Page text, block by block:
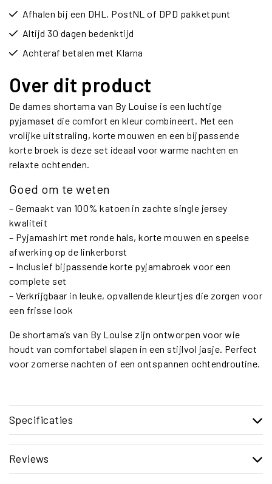
Afhalen bij een DHL, PostNL of DPD pakketpunt
Altijd 30 dagen bedenktijd
Achteraf betalen met Klarna
Over dit product
De dames shortama van By Louise is een luchtige
pyjamaset die comfort en kleur combineert. Met een
vrolijke uitstraling, korte mouwen en een bijpassende
korte broek is deze set ideaal voor warme nachten en
relaxte ochtenden.
Goed om te weten
– Gemaakt van 100% katoen in zachte single jersey
kwaliteit
– Pyjamashirt met ronde hals, korte mouwen en speelse
afwerking op de linkerborst
– Inclusief bijpassende korte pyjamabroek voor een
complete set
– Verkrijgbaar in leuke, opvallende kleurtjes die zorgen voor
een frisse look
De shortama’s van By Louise zijn ontworpen voor wie
houdt van comfortabel slapen in een stijlvol jasje. Perfect
voor zomerse nachten of een ontspannen ochtendroutine.
Specificaties
Reviews